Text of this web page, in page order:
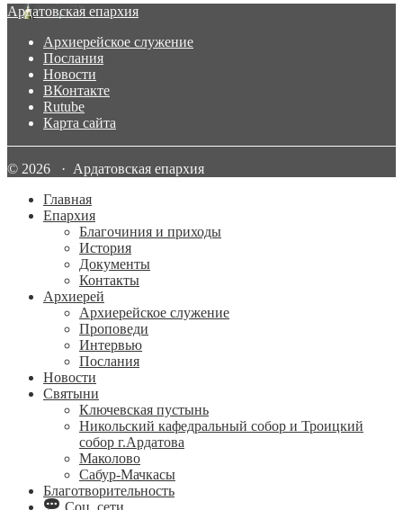
Ардатовская епархия
Архиерейское служение
Послания
Новости
ВКонтакте
Rutube
Карта сайта
© 2026 · Ардатовская епархия
Главная
Епархия
Благочиния и приходы
История
Документы
Контакты
Архиерей
Архиерейское служение
Проповеди
Интервью
Послания
Новости
Святыни
Ключевская пустынь
Никольский кафедральный собор и Троицкий
собор г.Ардатова
Маколово
Сабур-Мачкасы
Благотворительность
Соц. сети